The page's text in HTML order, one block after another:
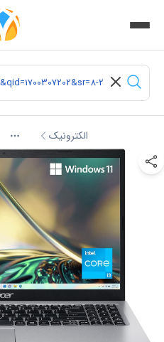
الکترونیک More